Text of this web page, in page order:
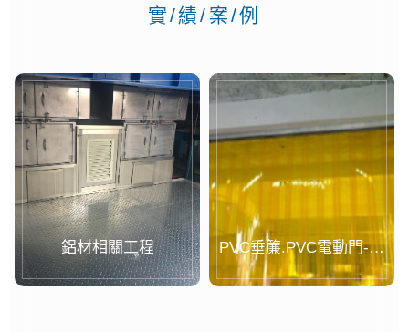
實/績/案/例
鋁材相關工程
PVC垂簾.PVC電動門-案
例...